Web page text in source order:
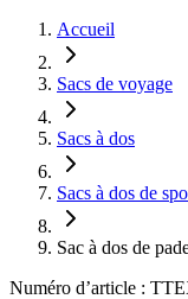
Accueil
Sacs de voyage
Sacs à dos
Sacs à dos de
Sac à dos de
Numéro d’article :